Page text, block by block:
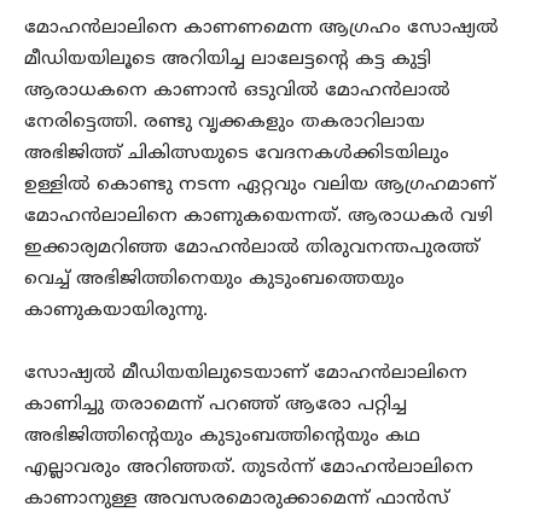
മോഹന്‍ലാലിനെ കാണണമെന്ന ആഗ്രഹം സോഷ്യല്‍
മീഡിയയിലൂടെ അറിയിച്ച ലാലേട്ടന്റെ കട്ട കുട്ടി
ആരാധകനെ കാണാന്‍ ഒടുവില്‍ മോഹന്‍ലാല്‍
നേരിട്ടെത്തി. രണ്ടു വൃക്കകളും തകരാറിലായ
അഭിജിത്ത് ചികിത്സയുടെ വേദനകള്‍ക്കിടയിലും
ഉള്ളില്‍ കൊണ്ടു നടന്ന ഏറ്റവും വലിയ ആഗ്രഹമാണ്
മോഹന്‍ലാലിനെ കാണുകയെന്നത്. ആരാധകര്‍ വഴി
ഇക്കാര്യമറിഞ്ഞ മോഹന്‍ലാല്‍ തിരുവനന്തപുരത്ത്
വെച്ച് അഭിജിത്തിനെയും കുടുംബത്തെയും
കാണുകയായിരുന്നു.
സോഷ്യല്‍ മീഡിയയിലുടെയാണ് മോഹന്‍ലാലിനെ
കാണിച്ചു തരാമെന്ന് പറഞ്ഞ് ആരോ പറ്റിച്ച
അഭിജിത്തിന്റെയും കുടുംബത്തിന്റെയും കഥ
എല്ലാവരും അറിഞ്ഞത്. തുടര്‍ന്ന് മോഹന്‍ലാലിനെ
കാണാനുള്ള അവസരമൊരുക്കാമെന്ന് ഫാന്‍സ്